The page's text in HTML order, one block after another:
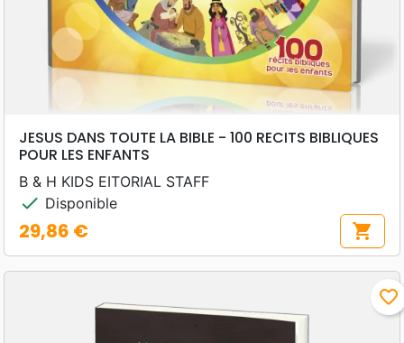
JESUS DANS TOUTE LA BIBLE - 100 RECITS BIBLIQUES
POUR LES ENFANTS
B & H KIDS EITORIAL STAFF
check Disponible
Prix
29,86 € shopping_cart
favorite_border